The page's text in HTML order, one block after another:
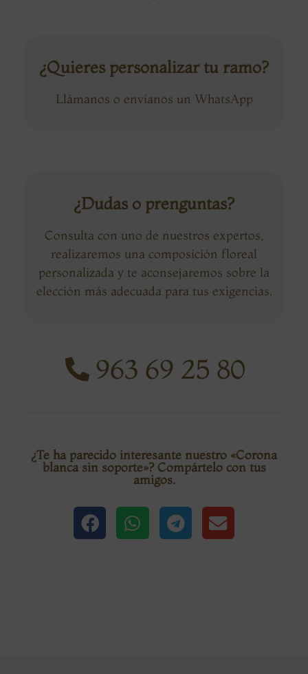
¿Quieres personalizar tu ramo?
Llámanos o envíanos un WhatsApp
¿Dudas o prenguntas?
Consulta con uno de nuestros expertos,
realizaremos una composición floreal
personalizada y te aconsejaremos sobre la
elección más adecuada para tus exigencias.
963 69 25 80
¿Te ha parecido interesante nuestro «Corona
blanca sin soporte»? Compártelo con tus
amigos.